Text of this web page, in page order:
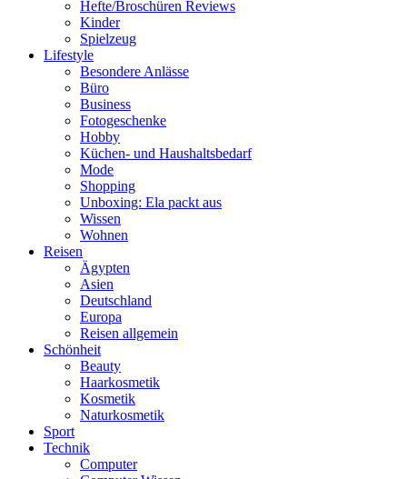
Hefte/Broschüren Reviews
Kinder
Spielzeug
Lifestyle
Besondere Anlässe
Büro
Business
Fotogeschenke
Hobby
Küchen- und Haushaltsbedarf
Mode
Shopping
Unboxing: Ela packt aus
Wissen
Wohnen
Reisen
Ägypten
Asien
Deutschland
Europa
Reisen allgemein
Schönheit
Beauty
Haarkosmetik
Kosmetik
Naturkosmetik
Sport
Technik
Computer